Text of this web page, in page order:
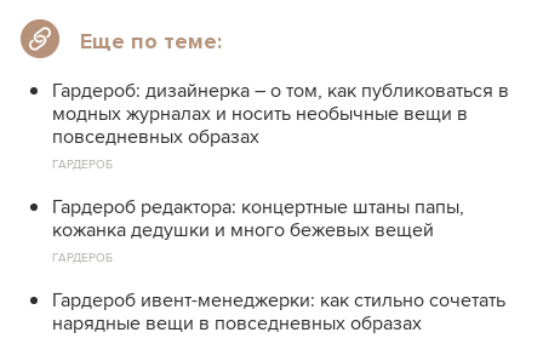
Еще по теме:
Гардероб: дизайнерка – о том, как публиковаться в
модных журналах и носить необычные вещи в
повседневных образах
ГАРДЕРОБ
Гардероб редактора: концертные штаны папы,
кожанка дедушки и много бежевых вещей
ГАРДЕРОБ
Гардероб ивент-менеджерки: как стильно сочетать
нарядные вещи в повседневных образах